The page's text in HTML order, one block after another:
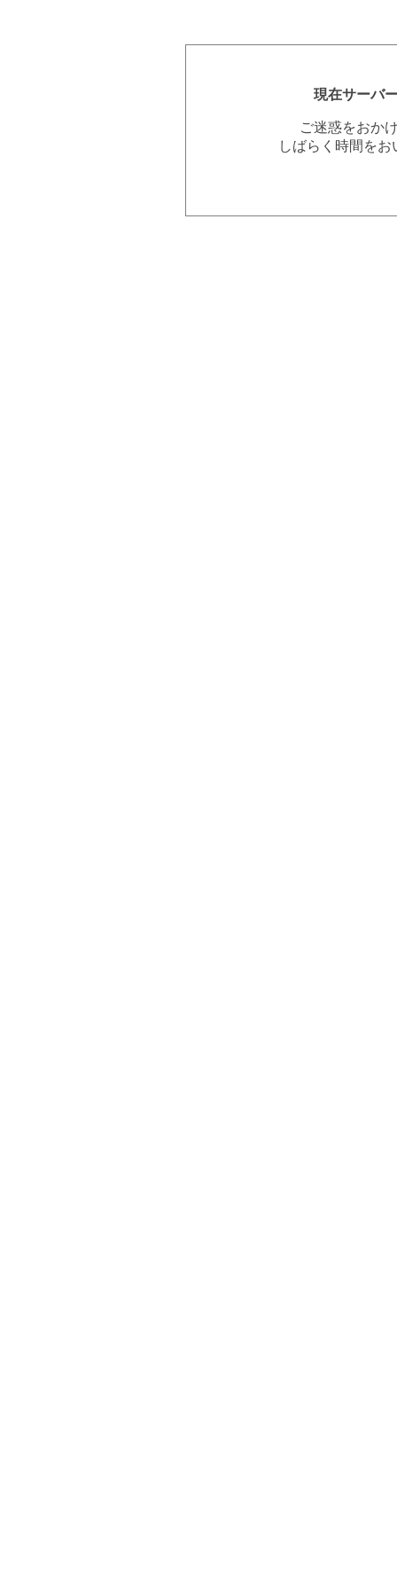
現在サーバ
ご迷惑をおか
しばらく時間を